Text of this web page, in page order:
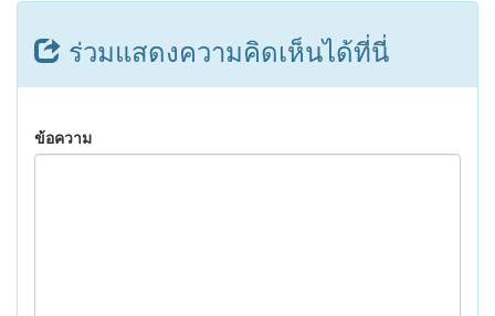
ร่วมแสดงความคิดเห็นได้ที่นี่
ข้อความ